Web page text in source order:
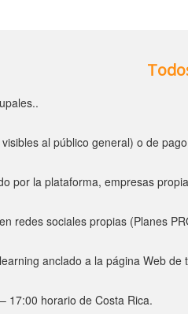
al público general) o de
por la plataforma, empresas
redes sociales propias (Planes
anclado a la página Web de
17:00 horario de Costa Rica.